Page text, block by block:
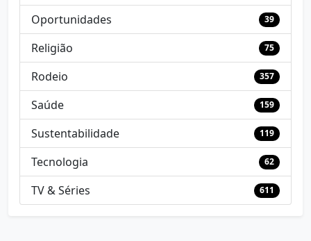
Oportunidades 39
Religião 75
Rodeio 357
Saúde 159
Sustentabilidade 119
Tecnologia 62
TV & Séries 611